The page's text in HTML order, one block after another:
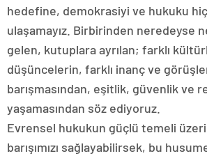
hedefine, demokrasiyi ve hukuku
ulaşamayız. Birbirinden neredeyse
gelen, kutuplara ayrılan; farklı
düşüncelerin, farklı inanç ve
barışmasından, eşitlik, güvenlik ve
yaşamasından söz ediyoruz.
Evrensel hukukun güçlü temeli
barışımızı sağlayabilirsek, bu